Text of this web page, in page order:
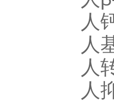
人
人
人
人